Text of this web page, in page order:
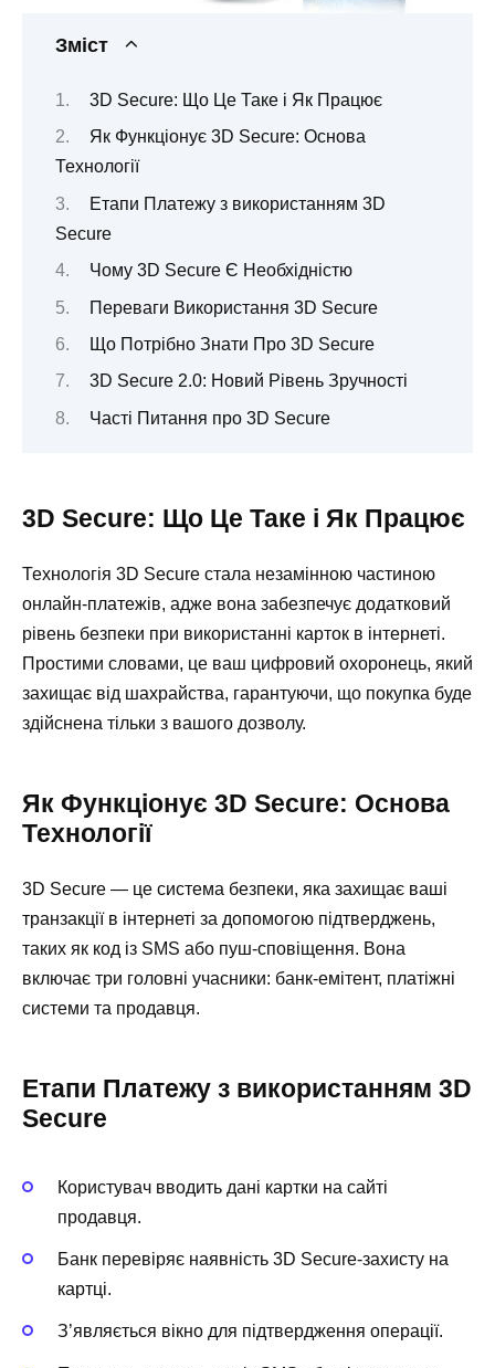
Зміст
3D Secure: Що Це Таке і Як Працює
Як Функціонує 3D Secure: Основа
Технології
Етапи Платежу з використанням 3D
Secure
Чому 3D Secure Є Необхідністю
Переваги Використання 3D Secure
Що Потрібно Знати Про 3D Secure
3D Secure 2.0: Новий Рівень Зручності
Часті Питання про 3D Secure
3D Secure: Що Це Таке і Як Працює
Технологія 3D Secure стала незамінною частиною
онлайн-платежів, адже вона забезпечує додатковий
рівень безпеки при використанні карток в інтернеті.
Простими словами, це ваш цифровий охоронець, який
захищає від шахрайства, гарантуючи, що покупка буде
здійснена тільки з вашого дозволу.
Як Функціонує 3D Secure: Основа
Технології
3D Secure — це система безпеки, яка захищає ваші
транзакції в інтернеті за допомогою підтверджень,
таких як код із SMS або пуш-сповіщення. Вона
включає три головні учасники: банк-емітент, платіжні
системи та продавця.
Етапи Платежу з використанням 3D
Secure
Користувач вводить дані картки на сайті
продавця.
Банк перевіряє наявність 3D Secure-захисту на
картці.
З’являється вікно для підтвердження операції.